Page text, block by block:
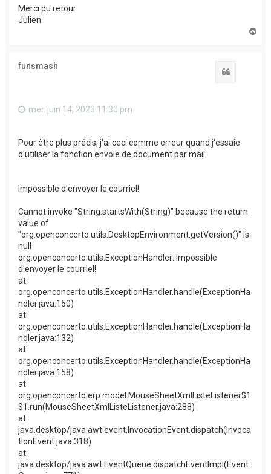
Merci du retour
Julien
funsmash
mer. juin 14, 2023 11:30 pm
Pour être plus précis, j'ai ceci comme erreur quand j'essaie
d'utiliser la fonction envoie de document par mail:
Impossible d'envoyer le courriel!
Cannot invoke "String.startsWith(String)" because the return
value of
"org.openconcerto.utils.DesktopEnvironment.getVersion()" is
null
org.openconcerto.utils.ExceptionHandler: Impossible
d'envoyer le courriel!
at
org.openconcerto.utils.ExceptionHandler.handle(ExceptionHa
ndler.java:150)
at
org.openconcerto.utils.ExceptionHandler.handle(ExceptionHa
ndler.java:132)
at
org.openconcerto.utils.ExceptionHandler.handle(ExceptionHa
ndler.java:158)
at
org.openconcerto.erp.model.MouseSheetXmlListeListener$1
$1.run(MouseSheetXmlListeListener.java:288)
at
java.desktop/java.awt.event.InvocationEvent.dispatch(Invoca
tionEvent.java:318)
at
java.desktop/java.awt.EventQueue.dispatchEventImpl(Event